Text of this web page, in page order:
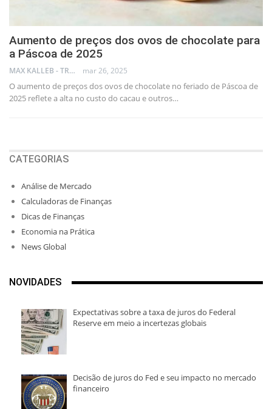
Aumento de preços dos ovos de chocolate para
a Páscoa de 2025
MAX KALLEB - TRADER mar 26, 2025
O aumento de preços dos ovos de chocolate no feriado de Páscoa de
2025 reflete a alta no custo do cacau e outros…
CATEGORIAS
Análise de Mercado
Calculadoras de Finanças
Dicas de Finanças
Economia na Prática
News Global
NOVIDADES
Expectativas sobre a taxa de juros do Federal
Reserve em meio a incertezas globais
Decisão de juros do Fed e seu impacto no mercado
financeiro